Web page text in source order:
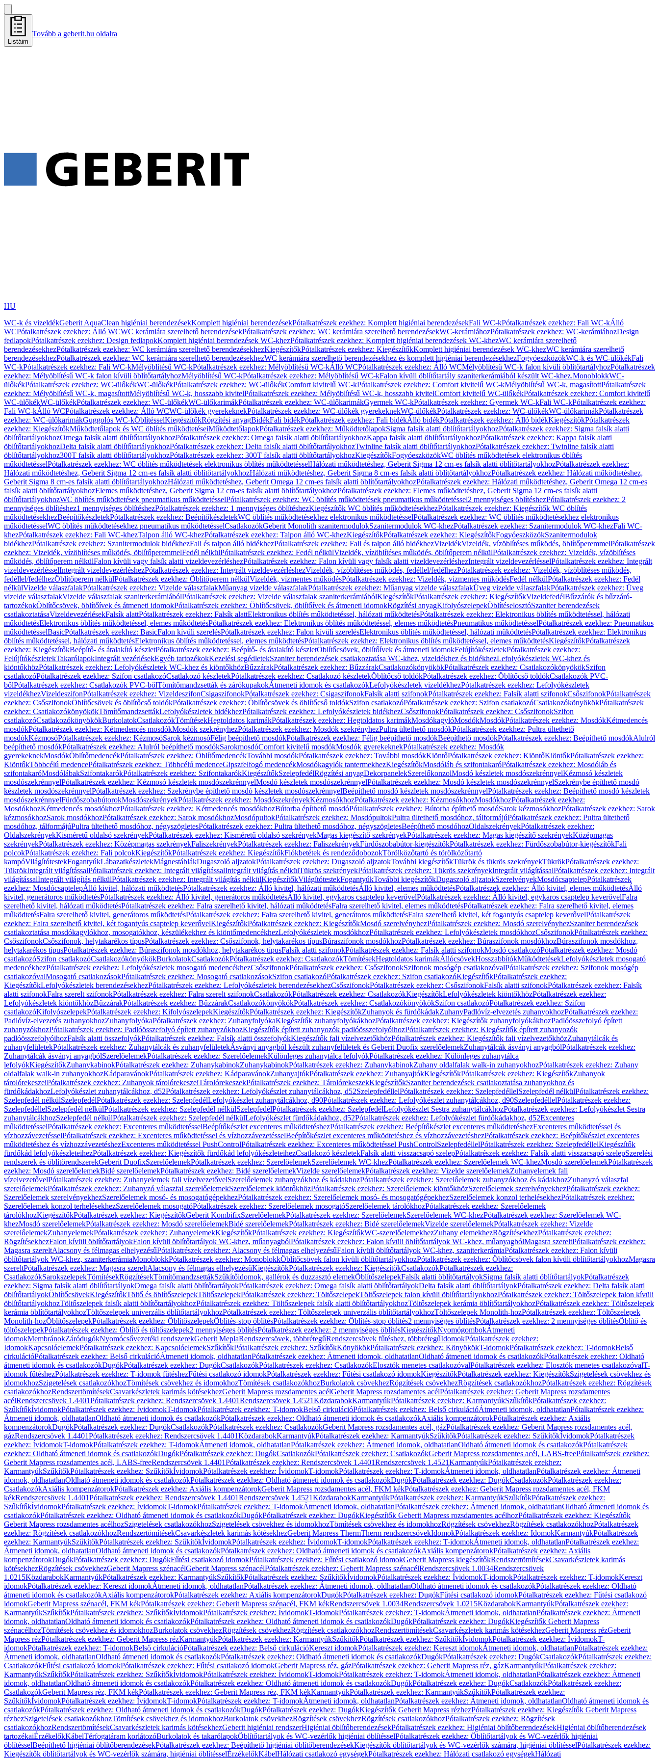
Listáim
Tovább a geberit.hu oldalra
HU
WC-k és vizeldékGeberit AquaClean higiéniai berendezésekKomplett higiéniai berendezésekPótalkatrészek ezekhez: Komplett higiéniai berendezésekFali WC-kPótalkatrészek ezekhez: Fali WC-kÁlló
WCPótalkatrészek ezekhez: Álló WCWC kerámiára szerelhető berendezésekPótalkatrészek ezekhez: WC kerámiára szerelhető berendezésekWC-kerámiáhozPótalkatrészek ezekhez: WC-kerámiáhozDesign
fedlapokPótalkatrészek ezekhez: Design fedlapokKomplett higiéniai berendezések WC-khezPótalkatrészek ezekhez: Komplett higiéniai berendezések WC-khezWC kerámiára szerelhető
berendezésekhezPótalkatrészek ezekhez: WC kerámiára szerelhető berendezésekhezKiegészítőkPótalkatrészek ezekhez: KiegészítőkKomplett higiéniai berendezések WC-khezWC kerámiára szerelhető
berendezésekhezPótalkatrészek ezekhez: WC kerámiára szerelhető berendezésekhezWC kerámiára szerelhető berendezésekhez és komplett higiéniai berendezésekhezFogyóeszközökWC-k és WC-ülőkékFali
WC-kPótalkatrészek ezekhez: Fali WC-kMélyöblítésű WC-kPótalkatrészek ezekhez: Mélyöblítésű WC-kÁlló WCPótalkatrészek ezekhez: Álló WCMélyöblítésű WC-k falon kívüli öblítőtartályhozPótalkatrészek
ezekhez: Mélyöblítésű WC-k falon kívüli öblítőtartályhozMélyöblítésű WC-kPótalkatrészek ezekhez: Mélyöblítésű WC-kFalon kívüli öblítőtartály szaniterkerámiából készült WC-khez.MonoblokkWC-
ülőkékPótalkatrészek ezekhez: WC-ülőkékWC-ülőkékPótalkatrészek ezekhez: WC-ülőkékComfort kivitelű WC-kPótalkatrészek ezekhez: Comfort kivitelű WC-kMélyöblítésű WC-k, magasítottPótalkatrészek
ezekhez: Mélyöblítésű WC-k, magasítottMélyöblítésű WC-k, hosszabb kivitelPótalkatrészek ezekhez: Mélyöblítésű WC-k, hosszabb kivitelComfort kivitelű WC-ülőkékPótalkatrészek ezekhez: Comfort kivitelű
WC-ülőkékWC-ülőkékPótalkatrészek ezekhez: WC-ülőkékWC-ülőkarimákPótalkatrészek ezekhez: WC-ülőkarimákGyermek WC-kPótalkatrészek ezekhez: Gyermek WC-kFali WC-kPótalkatrészek ezekhez:
Fali WC-kÁlló WCPótalkatrészek ezekhez: Álló WCWC-ülőkék gyerekeknekPótalkatrészek ezekhez: WC-ülőkék gyerekeknekWC-ülőkékPótalkatrészek ezekhez: WC-ülőkékWC-ülőkarimákPótalkatrészek
ezekhez: WC-ülőkarimákGuggolós WC-kÖblítésselKiegészítőkRögzítési anyagBidékFali bidékPótalkatrészek ezekhez: Fali bidékÁlló bidékPótalkatrészek ezekhez: Álló bidékKiegészítőkPótalkatrészek
ezekhez: KiegészítőkMűködtetőlapok és WC öblítés működtetéseiMűködtetőlapokPótalkatrészek ezekhez: MűködtetőlapokSigma falsík alatti öblítőtartályokhozPótalkatrészek ezekhez: Sigma falsík alatti
öblítőtartályokhozOmega falsík alatti öblítőtartályokhozPótalkatrészek ezekhez: Omega falsík alatti öblítőtartályokhozKappa falsík alatti öblítőtartályokhozPótalkatrészek ezekhez: Kappa falsík alatti
öblítőtartályokhozDelta falsík alatti öblítőtartályokhozPótalkatrészek ezekhez: Delta falsík alatti öblítőtartályokhozTwinline falsík alatti öblítőtartályokhozPótalkatrészek ezekhez: Twinline falsík alatti
öblítőtartályokhoz300T falsík alatti öblítőtartályokhozPótalkatrészek ezekhez: 300T falsík alatti öblítőtartályokhozKiegészítőkFogyóeszközökWC öblítés működtetések elektronikus öblítés
működtetésselPótalkatrészek ezekhez: WC öblítés működtetések elektronikus öblítés működtetésselHálózati működtetéshez, Geberit Sigma 12 cm-es falsík alatti öblítőtartályokhozPótalkatrészek ezekhez:
Hálózati működtetéshez, Geberit Sigma 12 cm-es falsík alatti öblítőtartályokhozHálózati működtetéshez, Geberit Sigma 8 cm-es falsík alatti öblítőtartályokhozPótalkatrészek ezekhez: Hálózati működtetéshez,
Geberit Sigma 8 cm-es falsík alatti öblítőtartályokhozHálózati működtetéshez, Geberit Omega 12 cm-es falsík alatti öblítőtartályokhozPótalkatrészek ezekhez: Hálózati működtetéshez, Geberit Omega 12 cm-es
falsík alatti öblítőtartályokhozElemes működtetéshez, Geberit Sigma 12 cm-es falsík alatti öblítőtartályokhozPótalkatrészek ezekhez: Elemes működtetéshez, Geberit Sigma 12 cm-es falsík alatti
öblítőtartályokhozWC öblítés működtetések pneumatikus működtetésselPótalkatrészek ezekhez: WC öblítés működtetések pneumatikus működtetéssel2 mennyiséges öblítéshezPótalkatrészek ezekhez: 2
mennyiséges öblítéshez1 mennyiséges öblítéshezPótalkatrészek ezekhez: 1 mennyiséges öblítéshezKiegészítők WC öblítés működtetésekhezPótalkatrészek ezekhez: Kiegészítők WC öblítés
működtetésekhezBeépítőkészletekPótalkatrészek ezekhez: BeépítőkészletekWC öblítés működtetésekhez elektronikus működtetésselPótalkatrészek ezekhez: WC öblítés működtetésekhez elektronikus
működtetésselWC öblítés működtetésekhez pneumatikus működtetésselCsatlakozókGeberit Monolith szanitermodulokSzanitermodulok WC-khezPótalkatrészek ezekhez: Szanitermodulok WC-khezFali WC-
khezPótalkatrészek ezekhez: Fali WC-khezTalpon álló WC-khezPótalkatrészek ezekhez: Talpon álló WC-khezKiegészítőkPótalkatrészek ezekhez: KiegészítőkFogyóeszközökSzanitermodulok
bidékhezPótalkatrészek ezekhez: Szanitermodulok bidékhezFali és talpon álló bidékhezPótalkatrészek ezekhez: Fali és talpon álló bidékhezVizeldékVizeldék, vízöblítéses működés, öblítőperemmelPótalkatrészek
ezekhez: Vizeldék, vízöblítéses működés, öblítőperemmelFedél nélkülPótalkatrészek ezekhez: Fedél nélkülVizeldék, vízöblítéses működés, öblítőperem nélkülPótalkatrészek ezekhez: Vizeldék, vízöblítéses
működés, öblítőperem nélkülFalon kívüli vagy falsík alatti vizeldevezérléshezPótalkatrészek ezekhez: Falon kívüli vagy falsík alatti vizeldevezérléshezIntegrált vizeldevezérlésselPótalkatrészek ezekhez: Integrált
vizeldevezérlésselIntegrált vizeldevezérléshezPótalkatrészek ezekhez: Integrált vizeldevezérléshezVizeldék, vízöblítéses működés, fedéllel/fedélhezPótalkatrészek ezekhez: Vizeldék, vízöblítéses működés,
fedéllel/fedélhezÖblítőperem nélkülPótalkatrészek ezekhez: Öblítőperem nélkülVizeldék, vízmentes működésPótalkatrészek ezekhez: Vizeldék, vízmentes működésFedél nélkülPótalkatrészek ezekhez: Fedél
nélkülVizelde válaszfalakPótalkatrészek ezekhez: Vizelde válaszfalakMűanyag vizelde válaszfalakPótalkatrészek ezekhez: Műanyag vizelde válaszfalakÜveg vizelde válaszfalakPótalkatrészek ezekhez: Üveg
vizelde válaszfalakVizelde válaszfalak szaniterkerámiábólPótalkatrészek ezekhez: Vizelde válaszfalak szaniterkerámiábólKiegészítőkPótalkatrészek ezekhez: KiegészítőkVizeldefedélBűzzárók és bűzzáró-
tartozékokÖblítőcsövek, öblítőívek és átmeneti idomokPótalkatrészek ezekhez: Öblítőcsövek, öblítőívek és átmeneti idomokRögzítési anyagKifolyószelepekÖblítéselosztóSzaniter berendezések
csatlakoztatásaVizeldevezérlésekFalsík alattPótalkatrészek ezekhez: Falsík alattElektronikus öblítés működtetéssel, hálózati működtetésPótalkatrészek ezekhez: Elektronikus öblítés működtetéssel, hálózati
működtetésElektronikus öblítés működtetéssel, elemes működtetésPótalkatrészek ezekhez: Elektronikus öblítés működtetéssel, elemes működtetésPneumatikus működtetésselPótalkatrészek ezekhez: Pneumatikus
működtetésselBasicPótalkatrészek ezekhez: BasicFalon kívüli szerelésPótalkatrészek ezekhez: Falon kívüli szerelésElektronikus öblítés működtetéssel, hálózati működtetésPótalkatrészek ezekhez: Elektronikus
öblítés működtetéssel, hálózati működtetésElektronikus öblítés működtetéssel, elemes működtetésPótalkatrészek ezekhez: Elektronikus öblítés működtetéssel, elemes működtetésKiegészítőkPótalkatrészek
ezekhez: KiegészítőkBeépítő- és átalakító készletPótalkatrészek ezekhez: Beépítő- és átalakító készletÖblítőcsövek, öblítőívek és átmeneti idomokFelújítókészletekPótalkatrészek ezekhez:
FelújítókészletekTakarólapokIntegrált vezérlésekEgyéb tartozékokKezelési segédletekSzaniter berendezések csatlakoztatása WC-khez, vizeldékhez és bidékhezLefolyókészletek WC-khez és
kiöntőkhözPótalkatrészek ezekhez: Lefolyókészletek WC-khez és kiöntőkhözBűzzárakPótalkatrészek ezekhez: BűzzárakCsatlakozókönyökökPótalkatrészek ezekhez: CsatlakozókönyökökSzifon
csatlakozóPótalkatrészek ezekhez: Szifon csatlakozóCsatlakozó készletekPótalkatrészek ezekhez: Csatlakozó készletekÖblítőcső toldókPótalkatrészek ezekhez: Öblítőcső toldókCsatlakozók PVC-
bőlPótalkatrészek ezekhez: Csatlakozók PVC-bőlTömítőmandzsetták és zárókupakokÁtmeneti idomok és csatlakozókLefolyókészletek vizeldékhezPótalkatrészek ezekhez: Lefolyókészletek
vizeldékhezVizeldeszifonPótalkatrészek ezekhez: VizeldeszifonCsigaszifonokPótalkatrészek ezekhez: CsigaszifonokFalsík alatti szifonokPótalkatrészek ezekhez: Falsík alatti szifonokCsőszifonokPótalkatrészek
ezekhez: CsőszifonokÖblítőcsövek és öblítőcső toldókPótalkatrészek ezekhez: Öblítőcsövek és öblítőcső toldókSzifon csatlakozóPótalkatrészek ezekhez: Szifon csatlakozóCsatlakozókönyökökPótalkatrészek
ezekhez: CsatlakozókönyökökTömítőmandzsettákLefolyókészletek bidékhezPótalkatrészek ezekhez: Lefolyókészletek bidékhezCsőszifonokPótalkatrészek ezekhez: CsőszifonokSzifon
csatlakozóCsatlakozókönyökökBurkolatokCsatlakozókTömítésekHegtoldatos karimákPótalkatrészek ezekhez: Hegtoldatos karimákMosdókagylóMosdókMosdókPótalkatrészek ezekhez: MosdókKétmedencés
mosdókPótalkatrészek ezekhez: Kétmedencés mosdókMosdók szekrényhezPótalkatrészek ezekhez: Mosdók szekrényhezPultra ültethető mosdókPótalkatrészek ezekhez: Pultra ültethető
mosdókKézmosóPótalkatrészek ezekhez: KézmosóSarok kézmosóFélig beépíthető mosdókPótalkatrészek ezekhez: Félig beépíthető mosdókBeépíthető mosdókPótalkatrészek ezekhez: Beépíthető mosdókAlulról
beépíthető mosdókPótalkatrészek ezekhez: Alulról beépíthető mosdókSarokmosdóComfort kivitelű mosdókMosdók gyerekeknekPótalkatrészek ezekhez: Mosdók
gyerekeknekMosdókÖblítőmedencékPótalkatrészek ezekhez: ÖblítőmedencékTovábbi mosdókPótalkatrészek ezekhez: További mosdókKiöntőPótalkatrészek ezekhez: KiöntőKiöntőkPótalkatrészek ezekhez:
KiöntőkTöbbcélú medencePótalkatrészek ezekhez: Többcélú medenceGipszfelfogó medencékMosdókagylók tantermekhezKiegészítőkMosdóláb és szifontakaróPótalkatrészek ezekhez: Mosdóláb és
szifontakaróMosdólábakSzifontakarókPótalkatrészek ezekhez: SzifontakarókKiegészítőkSzelepfedélRögzítési anyagDekorpanelekSzerelőkonzolMosdó készletek mosdószekrénnyelKézmosó készletek
mosdószekrénnyelPótalkatrészek ezekhez: Kézmosó készletek mosdószekrénnyelMosdó készletek mosdószekrénnyelPótalkatrészek ezekhez: Mosdó készletek mosdószekrénnyelSzekrénybe építhető mosdó
készletek mosdószekrénnyelPótalkatrészek ezekhez: Szekrénybe építhető mosdó készletek mosdószekrénnyelBeépíthető mosdó készletek mosdószekrénnyelPótalkatrészek ezekhez: Beépíthető mosdó készletek
mosdószekrénnyelFürdőszobabútorokMosdószekrényekPótalkatrészek ezekhez: MosdószekrényekKézmosókhozPótalkatrészek ezekhez: KézmosókhozMosdókhozPótalkatrészek ezekhez:
MosdókhozKétmedencés mosdókhozPótalkatrészek ezekhez: Kétmedencés mosdókhozBútorba építhető mosdóPótalkatrészek ezekhez: Bútorba építhető mosdóSarok kézmosókhozPótalkatrészek ezekhez: Sarok
kézmosókhozSarok mosdókhozPótalkatrészek ezekhez: Sarok mosdókhozMosdópultokPótalkatrészek ezekhez: MosdópultokPultra ültethető mosdóhoz, tálformájúPótalkatrészek ezekhez: Pultra ültethető
mosdóhoz, tálformájúPultra ültethető mosdóhoz, négyszögletesPótalkatrészek ezekhez: Pultra ültethető mosdóhoz, négyszögletesBeépíthető mosdóhozOldalszekrényekPótalkatrészek ezekhez:
OldalszekrényekKisméretű oldalsó szekrényekPótalkatrészek ezekhez: Kisméretű oldalsó szekrényekMagas kiegészítő szekrényekPótalkatrészek ezekhez: Magas kiegészítő szekrényekKözépmagas
szekrényekPótalkatrészek ezekhez: Középmagas szekrényekFaliszekrényekPótalkatrészek ezekhez: FaliszekrényekFürdőszobabútor-kiegészítőkPótalkatrészek ezekhez: Fürdőszobabútor-kiegészítőkFali
polcokPótalkatrészek ezekhez: Fali polcokKiegészítőkPótalkatrészek ezekhez: KiegészítőkFiókbetétek és rendeződobozokTörölközőtartó és törölközőtartó
kampóVilágítótestekFogantyúkLábazatkészletekMágnestáblákDugaszoló aljzatokPótalkatrészek ezekhez: Dugaszoló aljzatokTovábbi kiegészítőkTükrök és tükrös szekrényekTükrökPótalkatrészek ezekhez:
TükrökIntegrált világítássalPótalkatrészek ezekhez: Integrált világítássalIntegrált világítás nélkülTükrös szekrényekPótalkatrészek ezekhez: Tükrös szekrényekIntegrált világítássalPótalkatrészek ezekhez: Integrált
világítássalIntegrált világítás nélkülPótalkatrészek ezekhez: Integrált világítás nélkülKiegészítőkVilágítótestekFogantyúkTovábbi kiegészítőkDugaszoló aljzatokSzerelvényekMosdócsaptelepPótalkatrészek
ezekhez: MosdócsaptelepÁlló kivitel, hálózati működtetésPótalkatrészek ezekhez: Álló kivitel, hálózati működtetésÁlló kivitel, elemes működtetésPótalkatrészek ezekhez: Álló kivitel, elemes működtetésÁlló
kivitel, generátoros működtetésPótalkatrészek ezekhez: Álló kivitel, generátoros működtetésÁlló kivitel, egykaros csaptelep keverővelPótalkatrészek ezekhez: Álló kivitel, egykaros csaptelep keverővelFalra
szerelhető kivitel, hálózati működtetésPótalkatrészek ezekhez: Falra szerelhető kivitel, hálózati működtetésFalra szerelhető kivitel, elemes működtetésPótalkatrészek ezekhez: Falra szerelhető kivitel, elemes
működtetésFalra szerelhető kivitel, generátoros működtetésPótalkatrészek ezekhez: Falra szerelhető kivitel, generátoros működtetésFalra szerelhető kivitel, két fogantyús csaptelep keverővelPótalkatrészek
ezekhez: Falra szerelhető kivitel, két fogantyús csaptelep keverővelKiegészítőkPótalkatrészek ezekhez: KiegészítőkMosdó szerelvényhezPótalkatrészek ezekhez: Mosdó szerelvényhezSzaniter berendezések
csatlakoztatása mosdókagylókhoz, mosogatókhoz, készülékekhez és kiöntőmedencékhezLefolyókészletek mosdókhozPótalkatrészek ezekhez: Lefolyókészletek mosdókhozCsőszifonokPótalkatrészek ezekhez:
CsőszifonokCsőszifonok, helytakarékos típusPótalkatrészek ezekhez: Csőszifonok, helytakarékos típusBúraszifonok mosdókhozPótalkatrészek ezekhez: Búraszifonok mosdókhozBúraszifonok mosdókhoz,
helytakarékos típusPótalkatrészek ezekhez: Búraszifonok mosdókhoz, helytakarékos típusFalsík alatti szifonokPótalkatrészek ezekhez: Falsík alatti szifonokMosdó csatlakozóPótalkatrészek ezekhez: Mosdó
csatlakozóSzifon csatlakozóCsatlakozókönyökökBurkolatokCsatlakozókPótalkatrészek ezekhez: CsatlakozókTömítésekHegtoldatos karimákÁllócsövekHosszabbítókMűködtetésekLefolyókészletek mosogató
medencékhezPótalkatrészek ezekhez: Lefolyókészletek mosogató medencékhezCsőszifonokPótalkatrészek ezekhez: CsőszifonokSzifonok mosógép csatlakozóvalPótalkatrészek ezekhez: Szifonok mosógép
csatlakozóvalMosogató csatlakozásokPótalkatrészek ezekhez: Mosogató csatlakozásokSzifon csatlakozóPótalkatrészek ezekhez: Szifon csatlakozóKiegészítőkPótalkatrészek ezekhez:
KiegészítőkLefolyókészletek berendezésekhezPótalkatrészek ezekhez: Lefolyókészletek berendezésekhezCsőszifonokPótalkatrészek ezekhez: CsőszifonokFalsík alatti szifonokPótalkatrészek ezekhez: Falsík
alatti szifonokFalra szerelt szifonokPótalkatrészek ezekhez: Falra szerelt szifonokCsatlakozókPótalkatrészek ezekhez: CsatlakozókKiegészítőkLefolyókészletek kiöntőkhözPótalkatrészek ezekhez:
Lefolyókészletek kiöntőkhözBűzzárakPótalkatrészek ezekhez: BűzzárakCsatlakozókönyökökPótalkatrészek ezekhez: CsatlakozókönyökökSzifon csatlakozóPótalkatrészek ezekhez: Szifon
csatlakozóKifolyószelepekPótalkatrészek ezekhez: KifolyószelepekKiegészítőkPótalkatrészek ezekhez: KiegészítőkZuhanyok és fürdőkádakZuhanyPadlóvíz-elvezetés zuhanyokhozPótalkatrészek ezekhez:
Padlóvíz-elvezetés zuhanyokhozZuhanyfolyókaPótalkatrészek ezekhez: ZuhanyfolyókaKiegészítők zuhanyfolyókákhozPótalkatrészek ezekhez: Kiegészítők zuhanyfolyókákhozPadlóösszefolyó épített
zuhanyzókhozPótalkatrészek ezekhez: Padlóösszefolyó épített zuhanyzókhozKiegészítők épített zuhanyozók padlóösszefolyóihozPótalkatrészek ezekhez: Kiegészítők épített zuhanyozók
padlóösszefolyóihozFalsík alatti összefolyókPótalkatrészek ezekhez: Falsík alatti összefolyókKiegészítők fali vízelvezetőkhözPótalkatrészek ezekhez: Kiegészítők fali vízelvezetőkhözZuhanytálcák és
zuhanyfelületekPótalkatrészek ezekhez: Zuhanytálcák és zuhanyfelületekÁsványi anyagból készült zuhanyfelületek és Geberit Duofix szerelőelemekZuhanytálcák ásványi anyagbólPótalkatrészek ezekhez:
Zuhanytálcák ásványi anyagbólSzerelőelemekPótalkatrészek ezekhez: SzerelőelemekKülönleges zuhanytálca lefolyókPótalkatrészek ezekhez: Különleges zuhanytálca
lefolyókKiegészítőkZuhanykabinokPótalkatrészek ezekhez: ZuhanykabinokZuhanykabinokPótalkatrészek ezekhez: ZuhanykabinokZuhany oldalfalak walk-in zuhanyokhozPótalkatrészek ezekhez: Zuhany
oldalfalak walk-in zuhanyokhozKádparavánokPótalkatrészek ezekhez: KádparavánokZuhanyajtókPótalkatrészek ezekhez: ZuhanyajtókKiegészítőkPótalkatrészek ezekhez: KiegészítőkZuhanyok
tárolórekeszeiPótalkatrészek ezekhez: Zuhanyok tárolórekeszeiTárolórekeszekPótalkatrészek ezekhez: TárolórekeszekKiegészítőkSzaniter berendezések csatlakoztatása zuhanyokhoz és
fürdőkádakhozLefolyókészlet zuhanytálcákhoz, d52Pótalkatrészek ezekhez: Lefolyókészlet zuhanytálcákhoz, d52SzelepfedéllelPótalkatrészek ezekhez: SzelepfedéllelSzelepfedél nélkülPótalkatrészek ezekhez:
Szelepfedél nélkülSzelepfedélPótalkatrészek ezekhez: SzelepfedélLefolyókészlet zuhanytálcákhoz, d90Pótalkatrészek ezekhez: Lefolyókészlet zuhanytálcákhoz, d90SzelepfedéllelPótalkatrészek ezekhez:
SzelepfedéllelSzelepfedél nélkülPótalkatrészek ezekhez: Szelepfedél nélkülSzelepfedélPótalkatrészek ezekhez: SzelepfedélLefolyókészlet Sestra zuhanytálcákhozPótalkatrészek ezekhez: Lefolyókészlet Sestra
zuhanytálcákhozSzelepfedél nélkülPótalkatrészek ezekhez: Szelepfedél nélkülLefolyókészlet fürdőkádakhoz, d52Pótalkatrészek ezekhez: Lefolyókészlet fürdőkádakhoz, d52Excenteres
működtetésselPótalkatrészek ezekhez: Excenteres működtetésselBeépítőkészlet excenteres működtetéshezPótalkatrészek ezekhez: Beépítőkészlet excenteres működtetéshezExcenteres működtetéssel és
vízhozzávezetésselPótalkatrészek ezekhez: Excenteres működtetéssel és vízhozzávezetésselBeépítőkészlet excenteres működtetéshez és vízhozzávezetéshezPótalkatrészek ezekhez: Beépítőkészlet excenteres
működtetéshez és vízhozzávezetéshezExcenteres működtetéssel PushControlPótalkatrészek ezekhez: Excenteres működtetéssel PushControlSzelepfedéllelPótalkatrészek ezekhez: SzelepfedéllelKiegészítők
fürdőkád lefolyókészleteihezPótalkatrészek ezekhez: Kiegészítők fürdőkád lefolyókészleteihezCsatlakozó készletekFalsík alatti visszacsapó szelepPótalkatrészek ezekhez: Falsík alatti visszacsapó szelepSzerelési
rendszerek és öblítőrendszerekGeberit DuofixSzerelőelemekPótalkatrészek ezekhez: SzerelőelemekSzerelőelemek WC-khezPótalkatrészek ezekhez: Szerelőelemek WC-khezMosdó szerelőelemekPótalkatrészek
ezekhez: Mosdó szerelőelemekBidé szerelőelemekPótalkatrészek ezekhez: Bidé szerelőelemekVizelde szerelőelemekPótalkatrészek ezekhez: Vizelde szerelőelemekZuhanyelemek fali
vízelvezetővelPótalkatrészek ezekhez: Zuhanyelemek fali vízelvezetővelSzerelőelemek zuhanyzókhoz és kádakhozPótalkatrészek ezekhez: Szerelőelemek zuhanyzókhoz és kádakhozZuhanyzó válaszfal
szerelőelemekPótalkatrészek ezekhez: Zuhanyzó válaszfal szerelőelemekSzerelőelemek kiöntőkhözPótalkatrészek ezekhez: Szerelőelemek kiöntőkhözSzerelőelemek szerelvényekhezPótalkatrészek ezekhez:
Szerelőelemek szerelvényekhezSzerelőelemek mosó- és mosogatógépekhezPótalkatrészek ezekhez: Szerelőelemek mosó- és mosogatógépekhezSzerelőelemek konzol terhelésekhezPótalkatrészek ezekhez:
Szerelőelemek konzol terhelésekhezSzerelőelemek mosogatóPótalkatrészek ezekhez: Szerelőelemek mosogatóSzerelőelemek tárolókhozPótalkatrészek ezekhez: Szerelőelemek
tárolókhozKiegészítőkPótalkatrészek ezekhez: KiegészítőkGeberit KombifixSzerelőelemekPótalkatrészek ezekhez: SzerelőelemekSzerelőelemek WC-khezPótalkatrészek ezekhez: Szerelőelemek WC-
khezMosdó szerelőelemekPótalkatrészek ezekhez: Mosdó szerelőelemekBidé szerelőelemekPótalkatrészek ezekhez: Bidé szerelőelemekVizelde szerelőelemekPótalkatrészek ezekhez: Vizelde
szerelőelemekZuhanyelemekPótalkatrészek ezekhez: ZuhanyelemekKiegészítőkPótalkatrészek ezekhez: KiegészítőkWC-szerelőelemekhezZuhany elemekhezRögzítésekhezPótalkatrészek ezekhez:
RögzítésekhezFalon kívüli öblítőtartályokFalon kívüli öblítőtartályok WC-khez, műanyagbólPótalkatrészek ezekhez: Falon kívüli öblítőtartályok WC-khez, műanyagbólMagasra szereltPótalkatrészek ezekhez:
Magasra szereltAlacsony és félmagas elhelyezésűPótalkatrészek ezekhez: Alacsony és félmagas elhelyezésűFalon kívüli öblítőtartályok WC-khez, szaniterkerámiaPótalkatrészek ezekhez: Falon kívüli
öblítőtartályok WC-khez, szaniterkerámiaMonoblokkPótalkatrészek ezekhez: MonoblokkÖblítőcsövek falon kívüli öblítőtartályokhozPótalkatrészek ezekhez: Öblítőcsövek falon kívüli öblítőtartályokhozMagasra
szereltPótalkatrészek ezekhez: Magasra szereltAlacsony és félmagas elhelyezésűKiegészítőkPótalkatrészek ezekhez: KiegészítőkCsatlakozókPótalkatrészek ezekhez:
CsatlakozókSarokszelepekTömítésekRögzítésekTömítőmandzsettákSzűkítőidomok, gallérok és duzzasztó elemekÖblítőszelepekFalsík alatti öblítőtartályokSigma falsík alatti öblítőtartályokPótalkatrészek
ezekhez: Sigma falsík alatti öblítőtartályokOmega falsík alatti öblítőtartályokPótalkatrészek ezekhez: Omega falsík alatti öblítőtartályokDelta falsík alatti öblítőtartályokPótalkatrészek ezekhez: Delta falsík alatti
öblítőtartályokÖblítőcsövekKiegészítőkTöltő és öblítőszelepekTöltőszelepekPótalkatrészek ezekhez: TöltőszelepekTöltőszelepek falon kívüli öblítőtartályokhozPótalkatrészek ezekhez: Töltőszelepek falon kívüli
öblítőtartályokhozTöltőszelepek falsík alatti öblítőtartályokhozPótalkatrészek ezekhez: Töltőszelepek falsík alatti öblítőtartályokhozTöltőszelepek kerámia öblítőtartályokhozPótalkatrészek ezekhez: Töltőszelepek
kerámia öblítőtartályokhozTöltőszelepek univerzális öblítőtartályokhozPótalkatrészek ezekhez: Töltőszelepek univerzális öblítőtartályokhozTöltőszelepek Monolith-hozPótalkatrészek ezekhez: Töltőszelepek
Monolith-hozÖblítőszelepekPótalkatrészek ezekhez: ÖblítőszelepekÖblítés-stop öblítésPótalkatrészek ezekhez: Öblítés-stop öblítés2 mennyiséges öblítésPótalkatrészek ezekhez: 2 mennyiséges öblítésÖblítő és
töltőszelepekPótalkatrészek ezekhez: Öblítő és töltőszelepek2 mennyiséges öblítésPótalkatrészek ezekhez: 2 mennyiséges öblítésKiegészítőkNyomógombokÁtmeneti
idomokMembránokZáródugókNyomócsővezetéki rendszerekGeberit MeplaRendszercsövek, többrétegűRendszercsövek fűtéshez, többrétegűIdomokPótalkatrészek ezekhez:
IdomokKapcsolóelemekPótalkatrészek ezekhez: KapcsolóelemekSzűkítőkPótalkatrészek ezekhez: SzűkítőkKönyökökPótalkatrészek ezekhez: KönyökökT-idomokPótalkatrészek ezekhez: T-idomokBelső
cirkulációPótalkatrészek ezekhez: Belső cirkulációÁtmeneti idomok, oldhatatlanPótalkatrészek ezekhez: Átmeneti idomok, oldhatatlanOldható átmeneti idomok és csatlakozókPótalkatrészek ezekhez: Oldható
átmeneti idomok és csatlakozókDugókPótalkatrészek ezekhez: DugókCsatlakozókPótalkatrészek ezekhez: CsatlakozókElosztók menetes csatlakozóvalPótalkatrészek ezekhez: Elosztók menetes csatlakozóvalT-
idomok fűtéshezPótalkatrészek ezekhez: T-idomok fűtéshezFűtési csatlakozó idomokPótalkatrészek ezekhez: Fűtési csatlakozó idomokKiegészítőkPótalkatrészek ezekhez: KiegészítőkSzigetelések csövekhez és
idomokhozSzigetelések csatlakozókhozTömítések csövekhez és idomokhozTömítések csatlakozókhozBurkolatok csövekhezRögzítések csövekhezRögzítések csatlakozókhozPótalkatrészek ezekhez: Rögzítések
csatlakozókhozRendszertömítésekCsavarkészletek karimás kötésekhezGeberit Mapress rozsdamentes acélGeberit Mapress rozsdamentes acélPótalkatrészek ezekhez: Geberit Mapress rozsdamentes
acélRendszercsövek 1.4401Pótalkatrészek ezekhez: Rendszercsövek 1.4401Rendszercsövek 1.4521KözdarabokKarmantyúkPótalkatrészek ezekhez: KarmantyúkSzűkítőkPótalkatrészek ezekhez:
SzűkítőkÍvidomokPótalkatrészek ezekhez: ÍvidomokT-idomokPótalkatrészek ezekhez: T-idomokBelső cirkulációPótalkatrészek ezekhez: Belső cirkulációÁtmeneti idomok, oldhatatlanPótalkatrészek ezekhez:
Átmeneti idomok, oldhatatlanOldható átmeneti idomok és csatlakozókPótalkatrészek ezekhez: Oldható átmeneti idomok és csatlakozókAxiális kompenzátorokPótalkatrészek ezekhez: Axiális
kompenzátorokDugókPótalkatrészek ezekhez: DugókCsatlakozókPótalkatrészek ezekhez: CsatlakozókGeberit Mapress rozsdamentes acél, gázPótalkatrészek ezekhez: Geberit Mapress rozsdamentes acél,
gázRendszercsövek 1.4401Pótalkatrészek ezekhez: Rendszercsövek 1.4401KözdarabokKarmantyúkPótalkatrészek ezekhez: KarmantyúkSzűkítőkPótalkatrészek ezekhez: SzűkítőkÍvidomokPótalkatrészek
ezekhez: ÍvidomokT-idomokPótalkatrészek ezekhez: T-idomokÁtmeneti idomok, oldhatatlanPótalkatrészek ezekhez: Átmeneti idomok, oldhatatlanOldható átmeneti idomok és csatlakozókPótalkatrészek
ezekhez: Oldható átmeneti idomok és csatlakozókDugókPótalkatrészek ezekhez: DugókCsatlakozókPótalkatrészek ezekhez: CsatlakozókGeberit Mapress rozsdamentes acél, LABS-freePótalkatrészek ezekhez:
Geberit Mapress rozsdamentes acél, LABS-freeRendszercsövek 1.4401Pótalkatrészek ezekhez: Rendszercsövek 1.4401Rendszercsövek 1.4521KarmantyúkPótalkatrészek ezekhez:
KarmantyúkSzűkítőkPótalkatrészek ezekhez: SzűkítőkÍvidomokPótalkatrészek ezekhez: ÍvidomokT-idomokPótalkatrészek ezekhez: T-idomokÁtmeneti idomok, oldhatatlanPótalkatrészek ezekhez: Átmeneti
idomok, oldhatatlanOldható átmeneti idomok és csatlakozókPótalkatrészek ezekhez: Oldható átmeneti idomok és csatlakozókDugókPótalkatrészek ezekhez: DugókCsatlakozókPótalkatrészek ezekhez:
CsatlakozókAxiális kompenzátorokPótalkatrészek ezekhez: Axiális kompenzátorokGeberit Mapress rozsdamentes acél, FKM kékPótalkatrészek ezekhez: Geberit Mapress rozsdamentes acél, FKM
kékRendszercsövek 1.4401Pótalkatrészek ezekhez: Rendszercsövek 1.4401Rendszercsövek 1.4521KözdarabokKarmantyúkPótalkatrészek ezekhez: KarmantyúkSzűkítőkPótalkatrészek ezekhez:
SzűkítőkÍvidomokPótalkatrészek ezekhez: ÍvidomokT-idomokPótalkatrészek ezekhez: T-idomokÁtmeneti idomok, oldhatatlanPótalkatrészek ezekhez: Átmeneti idomok, oldhatatlanOldható átmeneti idomok és
csatlakozókPótalkatrészek ezekhez: Oldható átmeneti idomok és csatlakozókDugókPótalkatrészek ezekhez: DugókKiegészítők Geberit Mapress rozsdamentes acélhozPótalkatrészek ezekhez: Kiegészítők
Geberit Mapress rozsdamentes acélhozSzigetelések csatlakozókhozSzigetelések csövekhez és idomokhozTömítések csövekhez és idomokhozRögzítések csövekhezRögzítések csatlakozókhozPótalkatrészek
ezekhez: Rögzítések csatlakozókhozRendszertömítésekCsavarkészletek karimás kötésekhezGeberit Mapress ThermTherm rendszercsövekIdomokPótalkatrészek ezekhez: IdomokKarmantyúkPótalkatrészek
ezekhez: KarmantyúkSzűkítőkPótalkatrészek ezekhez: SzűkítőkÍvidomokPótalkatrészek ezekhez: ÍvidomokT-idomokPótalkatrészek ezekhez: T-idomokÁtmeneti idomok, oldhatatlanPótalkatrészek ezekhez:
Átmeneti idomok, oldhatatlanOldható átmeneti idomok és csatlakozókPótalkatrészek ezekhez: Oldható átmeneti idomok és csatlakozókAxiális kompenzátorokPótalkatrészek ezekhez: Axiális
kompenzátorokDugókPótalkatrészek ezekhez: DugókFűtési csatlakozó idomokPótalkatrészek ezekhez: Fűtési csatlakozó idomokGeberit Mapress kiegészítőkRendszertömítésekCsavarkészletek karimás
kötésekhezRögzítések csövekhezGeberit Mapress szénacélGeberit Mapress szénacélPótalkatrészek ezekhez: Geberit Mapress szénacélRendszercsövek 1.0034Rendszercsövek
1.0215KözdarabokKarmantyúkPótalkatrészek ezekhez: KarmantyúkSzűkítőkPótalkatrészek ezekhez: SzűkítőkÍvidomokPótalkatrészek ezekhez: ÍvidomokT-idomokPótalkatrészek ezekhez: T-idomokKereszt
idomokPótalkatrészek ezekhez: Kereszt idomokÁtmeneti idomok, oldhatatlanPótalkatrészek ezekhez: Átmeneti idomok, oldhatatlanOldható átmeneti idomok és csatlakozókPótalkatrészek ezekhez: Oldható
átmeneti idomok és csatlakozókAxiális kompenzátorokPótalkatrészek ezekhez: Axiális kompenzátorokDugókPótalkatrészek ezekhez: DugókFűtési csatlakozó idomokPótalkatrészek ezekhez: Fűtési csatlakozó
idomokGeberit Mapress szénacél, FKM kékPótalkatrészek ezekhez: Geberit Mapress szénacél, FKM kékRendszercsövek 1.0034Rendszercsövek 1.0215KözdarabokKarmantyúkPótalkatrészek ezekhez:
KarmantyúkSzűkítőkPótalkatrészek ezekhez: SzűkítőkÍvidomokPótalkatrészek ezekhez: ÍvidomokT-idomokPótalkatrészek ezekhez: T-idomokÁtmeneti idomok, oldhatatlanPótalkatrészek ezekhez: Átmeneti
idomok, oldhatatlanOldható átmeneti idomok és csatlakozókPótalkatrészek ezekhez: Oldható átmeneti idomok és csatlakozókDugókPótalkatrészek ezekhez: DugókKiegészítők Geberit Mapress
szénacélhozTömítések csövekhez és idomokhozBurkolatok csövekhezRögzítések csövekhezRögzítések csatlakozókhozRendszertömítésekCsavarkészletek karimás kötésekhezGeberit Mapress rézGeberit
Mapress rézPótalkatrészek ezekhez: Geberit Mapress rézKarmantyúkPótalkatrészek ezekhez: KarmantyúkSzűkítőkPótalkatrészek ezekhez: SzűkítőkÍvidomokPótalkatrészek ezekhez: ÍvidomokT-
idomokPótalkatrészek ezekhez: T-idomokBelső cirkulációPótalkatrészek ezekhez: Belső cirkulációKereszt idomokPótalkatrészek ezekhez: Kereszt idomokÁtmeneti idomok, oldhatatlanPótalkatrészek ezekhez:
Átmeneti idomok, oldhatatlanOldható átmeneti idomok és csatlakozókPótalkatrészek ezekhez: Oldható átmeneti idomok és csatlakozókDugókPótalkatrészek ezekhez: DugókCsatlakozókPótalkatrészek ezekhez:
CsatlakozókFűtési csatlakozó idomokPótalkatrészek ezekhez: Fűtési csatlakozó idomokGeberit Mapress réz, gázPótalkatrészek ezekhez: Geberit Mapress réz, gázKarmantyúkPótalkatrészek ezekhez:
KarmantyúkSzűkítőkPótalkatrészek ezekhez: SzűkítőkÍvidomokPótalkatrészek ezekhez: ÍvidomokT-idomokPótalkatrészek ezekhez: T-idomokÁtmeneti idomok, oldhatatlanPótalkatrészek ezekhez: Átmeneti
idomok, oldhatatlanOldható átmeneti idomok és csatlakozókPótalkatrészek ezekhez: Oldható átmeneti idomok és csatlakozókDugókPótalkatrészek ezekhez: DugókCsatlakozókPótalkatrészek ezekhez:
CsatlakozókGeberit Mapress réz, FKM kékPótalkatrészek ezekhez: Geberit Mapress réz, FKM kékKarmantyúkPótalkatrészek ezekhez: KarmantyúkSzűkítőkPótalkatrészek ezekhez:
SzűkítőkÍvidomokPótalkatrészek ezekhez: ÍvidomokT-idomokPótalkatrészek ezekhez: T-idomokÁtmeneti idomok, oldhatatlanPótalkatrészek ezekhez: Átmeneti idomok, oldhatatlanOldható átmeneti idomok és
csatlakozókPótalkatrészek ezekhez: Oldható átmeneti idomok és csatlakozókDugókPótalkatrészek ezekhez: DugókKiegészítők Geberit Mapress rézhezPótalkatrészek ezekhez: Kiegészítők Geberit Mapress
rézhezSzigetelések csatlakozókhozTömítések csövekhez és idomokhozBurkolatok csövekhezRögzítések csövekhezRögzítések csatlakozókhozPótalkatrészek ezekhez: Rögzítések
csatlakozókhozRendszertömítésekCsavarkészletek karimás kötésekhezGeberit higiéniai rendszerHigiéniai öblítőberendezésekPótalkatrészek ezekhez: Higiéniai öblítőberendezésekHigiéniai öblítőberendezések
tartozékaiÉrzékelőkKábelTérfogatáram korlátozóBurkolatok és takarólapokÖblítőtartályok és WC-vezérlők higiéniai öblítésselPótalkatrészek ezekhez: Öblítőtartályok és WC-vezérlők higiéniai
öblítésselBeépíthető higiéniai öblítőberendezésekPótalkatrészek ezekhez: Beépíthető higiéniai öblítőberendezésekKiegészítők öblítőtartályok és WC-vezérlők számára, higiéniai öblítésselPótalkatrészek ezekhez:
Kiegészítők öblítőtartályok és WC-vezérlők számára, higiéniai öblítésselÉrzékelőkKábelHálózati csatlakozó egységekPótalkatrészek ezekhez: Hálózati csatlakozó egységekHálózati